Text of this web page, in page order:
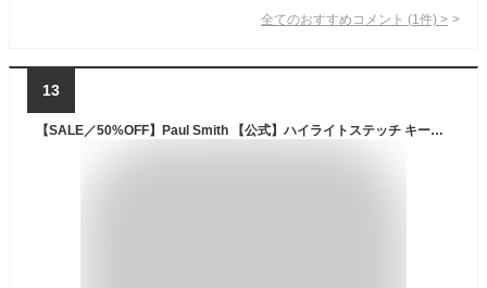
全てのおすすめコメント (1 件) >
13
【SALE／50%OFF】Paul Smith 【公式】ハイライトステッチ キーケース ポール・スミス アウトレット 財布・ポーチ・ケース その他の財布・ポーチ・ケース ピンク【送料無料】